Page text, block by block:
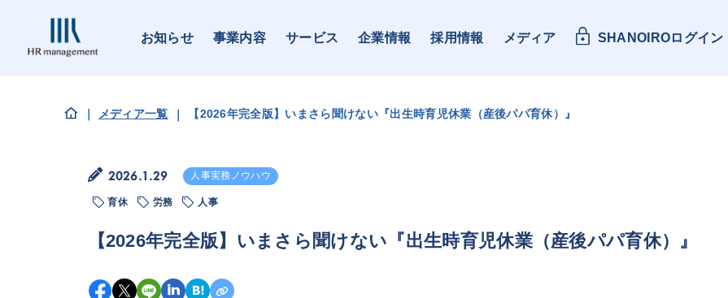
お知らせ 事業内容 サービス 企業情報 採用情報 メディア SHANOIROログイン
メディア一覧 【2026年完全版】いまさら聞けない『出生時育児休業（産後パパ育休）』
2026.1.29 人事実務ノウハウ
育休 労務 人事
【2026年完全版】いまさら聞けない『出生時育児休業（産後パパ育休）』